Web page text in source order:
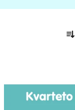
a
í
p